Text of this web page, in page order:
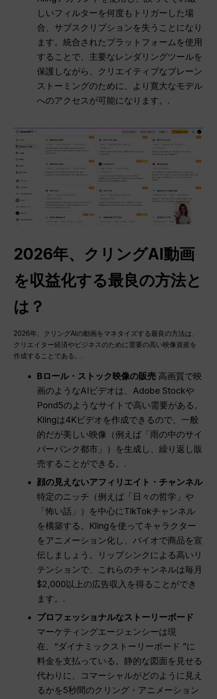
しいフィルターを何度もトリガーした場
合、サブスクリプションを失うことになり
ます。統合されたプラットフォームを使用
することで、主要なレンダリングツールを
保護しながら、クリエイティブなブレーン
ストーミングのために、より寛大なモデル
へのアクセスが可能になります。.
2026年、クリングAI動画
を収益化する最良の方法と
は？
2026年、クリングAIの動画をマネタイズする最良の方法は、
クリエイター経済やビジネスのために需要の高い映像資産を
作成することである。.
Bロール・ストック映像の販売 高画質で映
画のようなAIビデオは、Adobe Stockや
Pond5のようなサイトで高い需要がある。
Klingは4Kビデオを作成できるので、一般
的だが美しい映像（例えば「雨の中のサイ
バーパンク都市」）を生成し、繰り返し販
売することができる。.
顔の見えないアフィリエイト・チャンネル
特定のニッチ（例えば「日々の哲学」や
「怖い話」）を中心にTikTokチャンネル
を構築する。Klingを使ってキャラクター
をアニメーション化し、バイオで商品を宣
伝しましょう。リップシンクによる高いリ
テンションで、これらのチャンネルは毎月
$2,000以上の広告収入を得ることができ
ます。.
プロフェッショナルなストーリーボード
マーケティングエージェンシーは現
在、“ダイナミックストーリーボード ”に
料金を支払っている。静的な図面を見せる
代わりに、コマーシャルがどのように見え
るかを5秒間のクリング・アニメーション